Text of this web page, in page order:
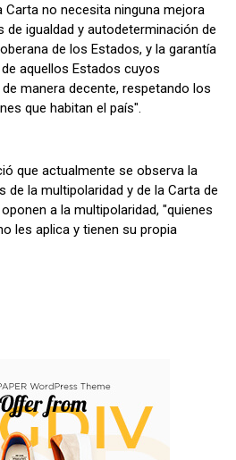
Carta no necesita ninguna mejora
igualdad y autodeterminación de
de los Estados, y la garantía
aquellos Estados cuyos
manera decente, respetando los
que habitan el país".
que actualmente se observa la
de la multipolaridad y de la Carta de
a la multipolaridad, "quienes
les aplica y tienen su propia